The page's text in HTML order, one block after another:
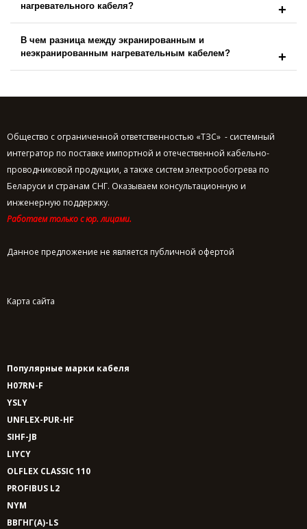
нагревательного кабеля?
В чем разница между экранированным и
неэкранированным нагревательным кабелем?
Общество с ограниченной ответственностью «ТЗС» - системный
интегратор по поставке импортной и отечественной кабельно-
проводниковой продукции, а также систем электрообогрева по
Беларуси и странам СНГ. Оказываем консультационную и
инженерную поддержку.
Работаем только с юр. лицами.
Данное предложение не является публичной офертой
Карта сайта
Популярные марки кабеля
H07RN-F
YSLY
UNFLEX-PUR-HF
SIHF-JB
LIYCY
OLFLEX CLASSIC 110
PROFIBUS L2
NYM
ВВГНГ(A)-LS